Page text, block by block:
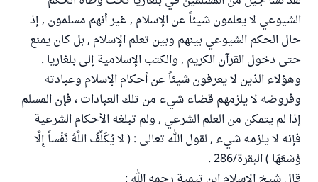
الشيوعي لا يعلمون شيئاً عن الإسلام , غير أنهم مسلمون , إذ
حال الحكم الشيوعي بينهم وبين تعلم الإسلام , بل كان يمنع
حتى دخول القرآن الكريم , والكتب الإسلامية إلى بلغاريا .
وهؤلاء الذين لا يعرفون شيئاً عن أحكام الإسلام وعبادته
وفروضه لا يلزمهم قضاء شيء من تلك العبادات ، فإن المسلم
إذا لم يتمكن من العلم الشرعي , ولم تبلغه الأحكام الشرعية
فإنه لا يلزمه شيء , لقول الله تعالى : ( لا يُكَلِّفُ اللَّهُ نَفْساً إِلَّا
وُسْعَهَا ) البقرة/286 .